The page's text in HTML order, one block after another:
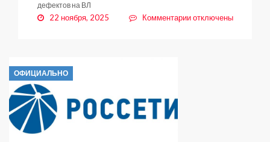
дефектов на ВЛ
22 ноября, 2025 Комментариикотключены
ОФИЦИАЛЬНО